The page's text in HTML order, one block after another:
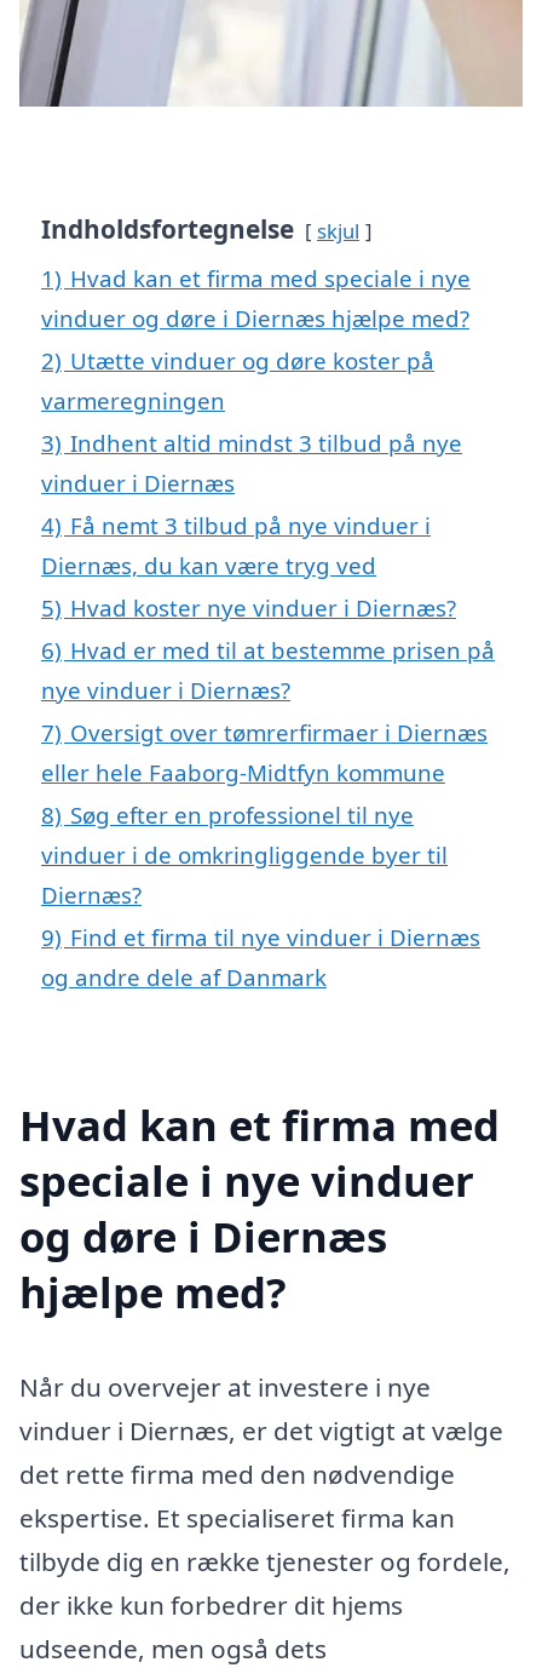
Indholdsfortegnelse skjul
1) Hvad kan et firma med speciale i nye
vinduer og døre i Diernæs hjælpe med?
2) Utætte vinduer og døre koster på
varmeregningen
3) Indhent altid mindst 3 tilbud på nye
vinduer i Diernæs
4) Få nemt 3 tilbud på nye vinduer i
Diernæs, du kan være tryg ved
5) Hvad koster nye vinduer i Diernæs?
6) Hvad er med til at bestemme prisen på
nye vinduer i Diernæs?
7) Oversigt over tømrerfirmaer i Diernæs
eller hele Faaborg-Midtfyn kommune
8) Søg efter en professionel til nye
vinduer i de omkringliggende byer til
Diernæs?
9) Find et firma til nye vinduer i Diernæs
og andre dele af Danmark
Hvad kan et firma med
speciale i nye vinduer
og døre i Diernæs
hjælpe med?
Når du overvejer at investere i nye
vinduer i Diernæs, er det vigtigt at vælge
det rette firma med den nødvendige
ekspertise. Et specialiseret firma kan
tilbyde dig en række tjenester og fordele,
der ikke kun forbedrer dit hjems
udseende, men også dets